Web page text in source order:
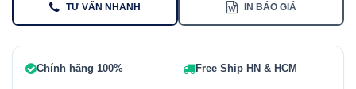
TƯ VẤN NHANH IN BÁO GIÁ
Chính hãng 100% Free Ship HN & HCM